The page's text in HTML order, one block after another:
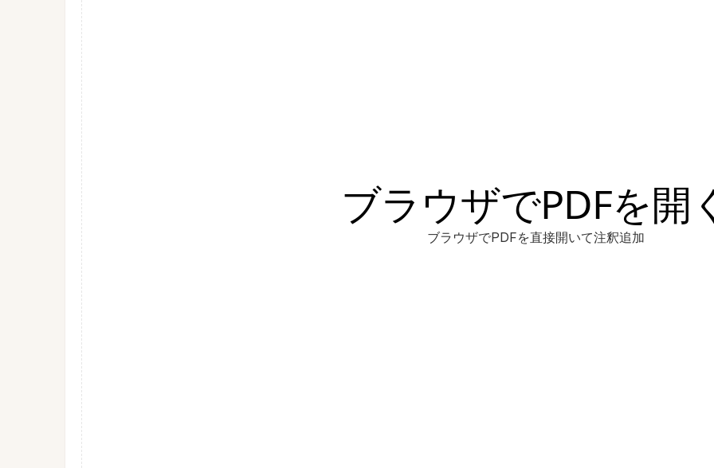
ブラウザでPDFを開
ブラウザでPDFを直接開いて注釈追加